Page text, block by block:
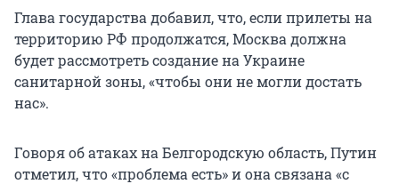
Глава государства добавил, что, если прилеты на
территорию РФ продолжатся, Москва должна
будет рассмотреть создание на Украине
санитарной зоны, «чтобы они не могли достать
нас».
Говоря об атаках на Белгородскую область, Путин
отметил, что «проблема есть» и она связана «с